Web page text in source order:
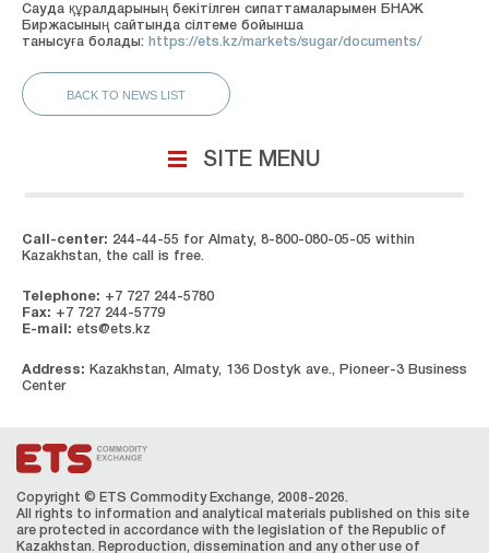
Сауда құралдарының бекітілген сипаттамаларымен БНАЖ
Биржасының сайтында сілтеме бойынша
танысуға болады: https://ets.kz/markets/sugar/documents/
BACK TO NEWS LIST
SITE MENU
Call-center: 244-44-55 for Almaty, 8-800-080-05-05 within
Kazakhstan, the call is free.
Telephone: +7 727 244-5780
Fax: +7 727 244-5779
E-mail: ets@ets.kz
Address: Kazakhstan, Almaty, 136 Dostyk ave., Pioneer-3 Business
Center
Copyright © ETS Сommodity Exchange, 2008-2026.
All rights to information and analytical materials published on this site
are protected in accordance with the legislation of the Republic of
Kazakhstan. Reproduction, dissemination and any other use of